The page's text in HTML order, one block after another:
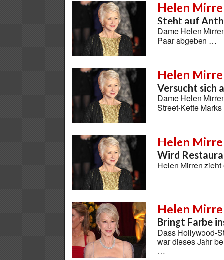
Helen
Steht auf
Dame Helen
Paar abgeben …
Helen
Versucht sich
Dame Helen
Street-Kette
Helen
Wird
Helen Mirren
Helen
Bringt Farbe
Dass Hollywood-
war dieses Jahr
…